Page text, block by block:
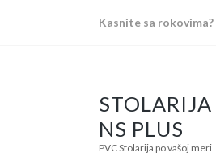
Kasnite sa rokovima?
STOLARIJA
NS PLUS
PVC Stolarija po vašoj meri